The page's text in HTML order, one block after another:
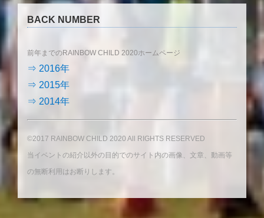
BACK NUMBER
前年までのRAINBOW CHILD 2020ホームページ
⇒ 2016年
⇒ 2015年
⇒ 2014年
©2017 RAINBOW CHILD 2020 All RIGHTS RESERVED
当イベントの紹介以外の目的でのサイト内の画像、文章、動画等
の無断利用はお断りします。